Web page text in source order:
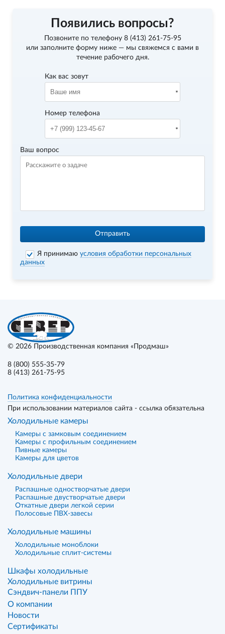
Появились вопросы?
Позвоните по телефону 8 (413) 261-75-95
или заполните форму ниже — мы свяжемся с вами в
течение рабочего дня.
Как вас зовут
Номер телефона
Ваш вопрос
Отправить
Я принимаюусловия обработки персональных
данных
© 2026 Производственная компания «Продмаш»
8 (800) 555-35-79
8 (413) 261-75-95
Политика конфиденциальности
При использовании материалов сайта - ссылка обязательна
Холодильные камеры
Камеры с замковым соединением
Камеры с профильным соединением
Пивные камеры
Камеры для цветов
Холодильные двери
Распашные одностворчатые двери
Распашные двустворчатые двери
Откатные двери легкой серии
Полосовые ПВХ-завесы
Холодильные машины
Холодильные моноблоки
Холодильные сплит-системы
Шкафы холодильные
Холодильные витрины
Сэндвич-панели ППУ
О компании
Новости
Сертификаты